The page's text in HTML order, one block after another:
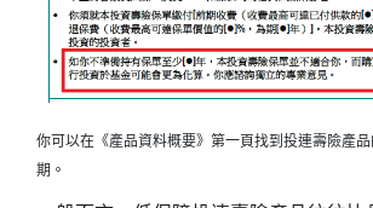
你可以在《產品資料概要》第一頁找到投連壽險產
期。